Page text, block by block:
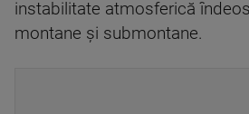
instabilitate atmosferică
montane şi submontane.